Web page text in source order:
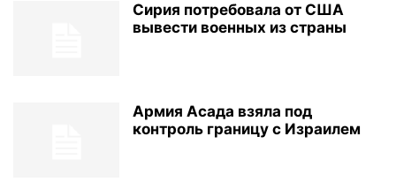
Сирия потребовала от США
вывести военных из страны
Армия Асада взяла под
контроль границу с Израилем